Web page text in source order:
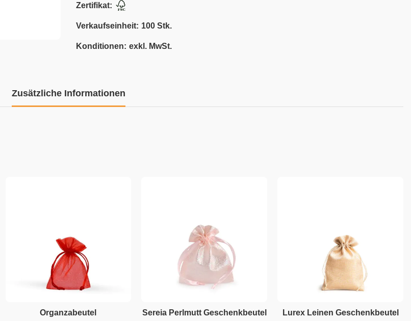
Zertifikat:
Verkaufseinheit: 100 Stk.
Konditionen: exkl. MwSt.
Zusätzliche Informationen
Organzabeutel Sereia Perlmutt Geschenkbeutel
Lurex Leinen Geschenkbeutel